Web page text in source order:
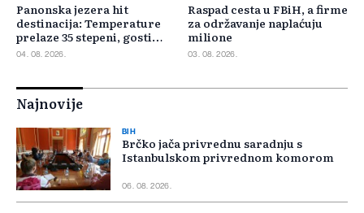
Panonska jezera hit
destinacija: Temperature
prelaze 35 stepeni, gosti
pristižu iz cijele regije
04. 08. 2026.
Raspad cesta u FBiH, a firme
za održavanje naplaćuju
milione
03. 08. 2026.
Najnovije
BIH
Brčko jača privrednu saradnju s
Istanbulskom privrednom komorom
06. 08. 2026.